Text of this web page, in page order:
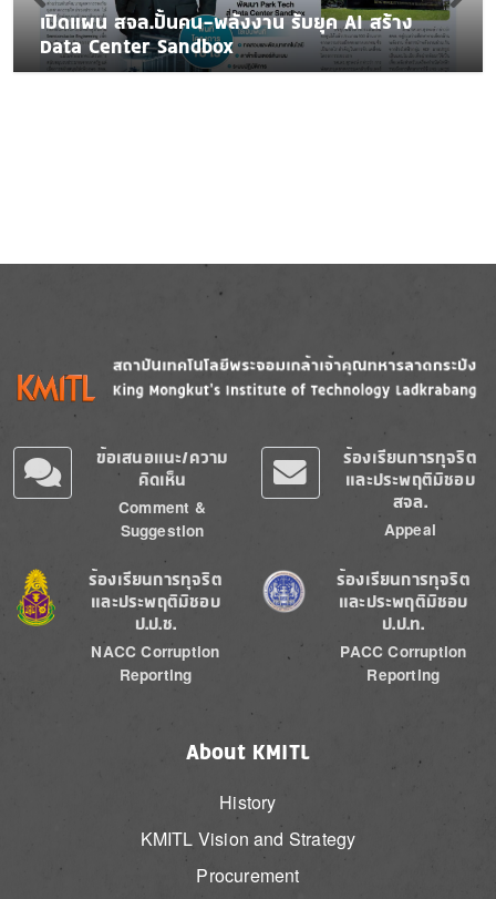
เปิดแผน สจล.ปั้นคน-พลังงาน รับยุค AI สร้าง
Data Center Sandbox
Image
ข้อเสนอแนะ/ความ
คิดเห็น
Comment &
Suggestion
ร้องเรียนการทุจริต
และประพฤติมิชอบ
สจล.
Appeal
Image
ร้องเรียนการทุจริต
และประพฤติมิชอบ
ป.ป.ช.
NACC Corruption
Reporting
Image
ร้องเรียนการทุจริต
และประพฤติมิชอบ
ป.ป.ท.
PACC Corruption
Reporting
About KMITL
History
KMITL Vision and Strategy
Procurement